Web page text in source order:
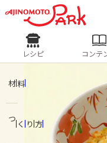
ログイン
ログイン
ホーム
レシピ
人気の食材・レシ
きゅうり な
レシピ コンテ
材料
つくり方